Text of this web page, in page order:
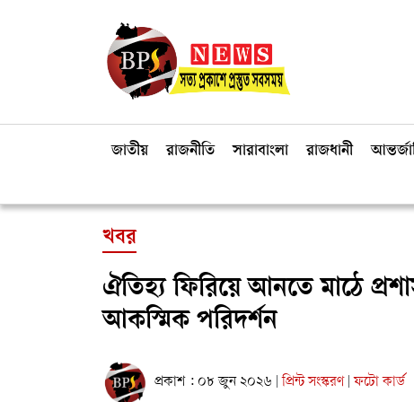
জাতীয় রাজনীতি সারাবাংলা রাজধানী
খবর
ঐতিহ্য ফিরিয়ে আনতে মাঠে
আকস্মিক পরিদর্শন
প্রকাশ : ০৮ জুন ২০২৬ প্রিন্ট সংস্করণ ফটো কার্ড